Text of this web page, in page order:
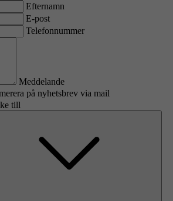
Efternamn
E-post
Telefonnummer
Meddelande
på nyhetsbrev via mail
till